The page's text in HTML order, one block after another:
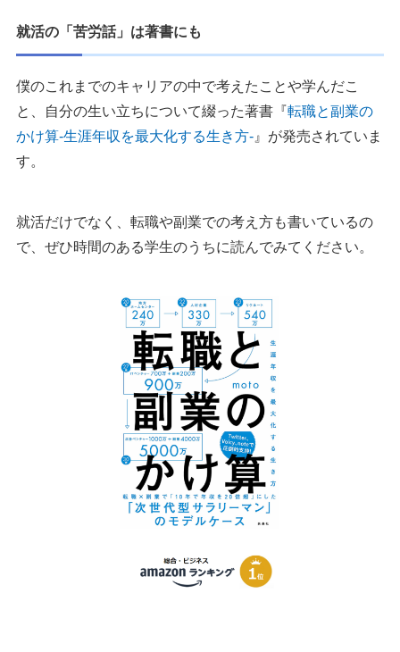
就活の「苦労話」は著書にも
僕のこれまでのキャリアの中で考えたことや学んだこ
と、自分の生い立ちについて綴った著書『転職と副業の
かけ算-生涯年収を最大化する生き方- 』が発売されていま
す。
就活だけでなく、転職や副業での考え方も書いているの
で、ぜひ時間のある学生のうちに読んでみてください。